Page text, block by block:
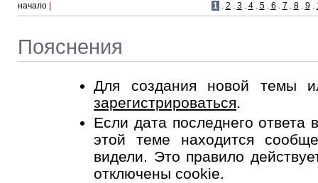
начало 1 . 2 . 3 . 4 . 5 . 6 . 7 . 8 . 9 .
Пояснения
Для создания новой темы
зарегистрироваться.
Если дата последнего ответа
этой теме находится
видели. Это правило
отключены cookie.